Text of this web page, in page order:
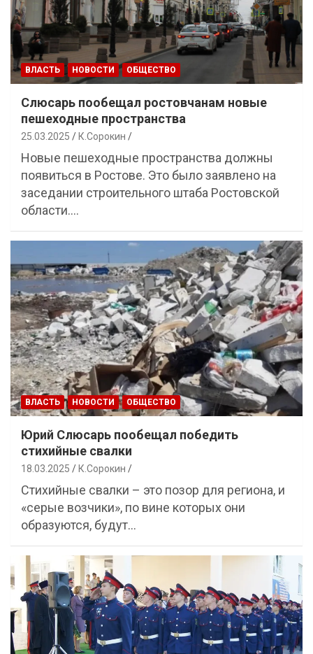
ВЛАСТЬ НОВОСТИ ОБЩЕСТВО
Слюсарь пообещал ростовчанам новые
пешеходные пространства
25.03.2025 К.Сорокин
Новые пешеходные пространства должны
появиться в Ростове. Это было заявлено на
заседании строительного штаба Ростовской
области.…
ВЛАСТЬ НОВОСТИ ОБЩЕСТВО
Юрий Слюсарь пообещал победить
стихийные свалки
18.03.2025 К.Сорокин
Стихийные свалки – это позор для региона, и
«серые возчики», по вине которых они
образуются, будут…